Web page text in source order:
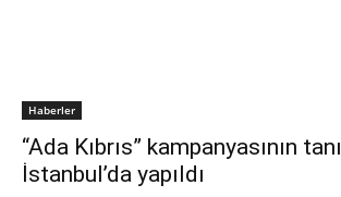
Haberler
“Ada Kıbrıs” kampanyasının
İstanbul’da yapıldı